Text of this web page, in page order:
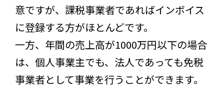
意ですが、課税事業者であればインボイス
に登録する方がほとんどです。
一方、年間の売上高が1000万円以下の場合
は、個人事業主でも、法人であっても免税
事業者として事業を行うことができます。